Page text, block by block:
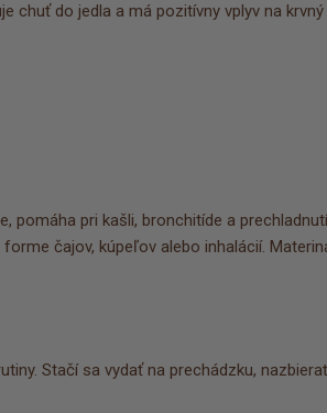
chuť do jedla a má pozitívny vplyv na krvný
pomáha pri kašli, bronchitíde a
čajov, kúpeľov alebo inhalácií.
Stačí sa vydať na prechádzku, nazbierať